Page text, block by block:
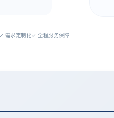
✓ 需求定制化✓ 全程服务保障